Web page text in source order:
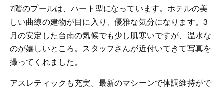
7階のプールは、ハート型になっています。ホテルの美
しい曲線の建物が目に入り、優雅な気分になります。 3
月の安定した台南の気候でも少し肌寒いですが、温水な
のが嬉しいところ。スタッフさんが近付いてきて写真を
撮ってくれました。
アスレティックも充実。最新のマシーンで体調維持がで